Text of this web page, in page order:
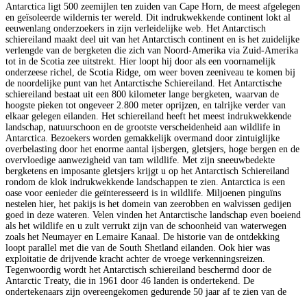
Antarctica ligt 500 zeemijlen ten zuiden van Cape Horn, de meest afgelegen
en geïsoleerde wildernis ter wereld. Dit indrukwekkende continent lokt al
eeuwenlang onderzoekers in zijn verleidelijke web. Het Antarctisch
schiereiland maakt deel uit van het Antarctisch continent en is het zuidelijke
verlengde van de bergketen die zich van Noord-Amerika via Zuid-Amerika
tot in de Scotia zee uitstrekt. Hier loopt hij door als een voornamelijk
onderzeese richel, de Scotia Ridge, om weer boven zeeniveau te komen bij
de noordelijke punt van het Antarctische Schiereiland. Het Antarctische
schiereiland bestaat uit een 800 kilometer lange bergketen, waarvan de
hoogste pieken tot ongeveer 2.800 meter oprijzen, en talrijke verder van
elkaar gelegen eilanden. Het schiereiland heeft het meest indrukwekkende
landschap, natuurschoon en de grootste verscheidenheid aan wildlife in
Antarctica. Bezoekers worden gemakkelijk overmand door zintuiglijke
overbelasting door het enorme aantal ijsbergen, gletsjers, hoge bergen en de
overvloedige aanwezigheid van tam wildlife. Met zijn sneeuwbedekte
bergketens en imposante gletsjers krijgt u op het Antarctisch Schiereiland
rondom de klok indrukwekkende landschappen te zien. Antarctica is een
oase voor eenieder die geïnteresseerd is in wildlife. Miljoenen pinguïns
nestelen hier, het pakijs is het domein van zeerobben en walvissen gedijen
goed in deze wateren. Velen vinden het Antarctische landschap even boeiend
als het wildlife en u zult verrukt zijn van de schoonheid van waterwegen
zoals het Neumayer en Lemaire Kanaal. De historie van de ontdekking
loopt parallel met die van de South Shetland eilanden. Ook hier was
exploitatie de drijvende kracht achter de vroege verkenningsreizen.
Tegenwoordig wordt het Antarctisch schiereiland beschermd door de
Antarctic Treaty, die in 1961 door 46 landen is ondertekend. De
ondertekenaars zijn overeengekomen gedurende 50 jaar af te zien van de